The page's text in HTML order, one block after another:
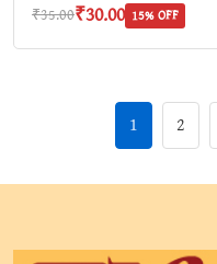
₹35.00₹30.00 15% OFF
1 2